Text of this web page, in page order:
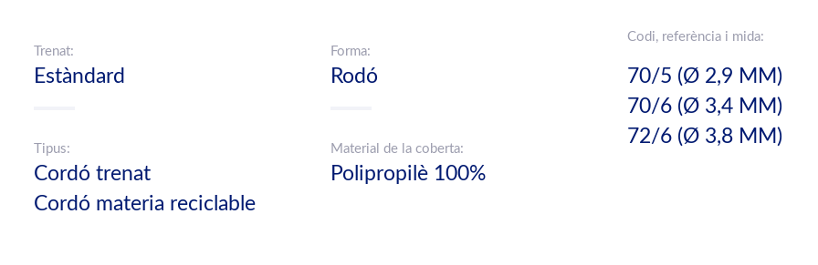
Trenat:
Estàndard
Forma:
Rodó
Tipus:
Cordó trenat
Cordó materia reciclable
Material de la coberta:
Polipropilè 100%
Codi, referència i mida:
70/5 (Ø 2,9 MM)
70/6 (Ø 3,4 MM)
72/6 (Ø 3,8 MM)